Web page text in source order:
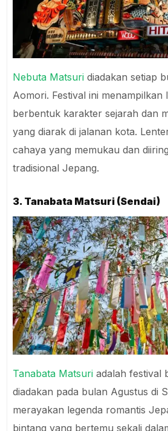
Nebuta Matsuri diadakan setiap
Aomori. Festival ini menampilkan
berbentuk karakter sejarah dan
yang diarak di jalanan kota.
cahaya yang memukau dan
tradisional Jepang.
3. Tanabata Matsuri (Sendai)
Tanabata Matsuri adalah festival
diadakan pada bulan Agustus di
merayakan legenda romantis
bintang yang bertemu sekali